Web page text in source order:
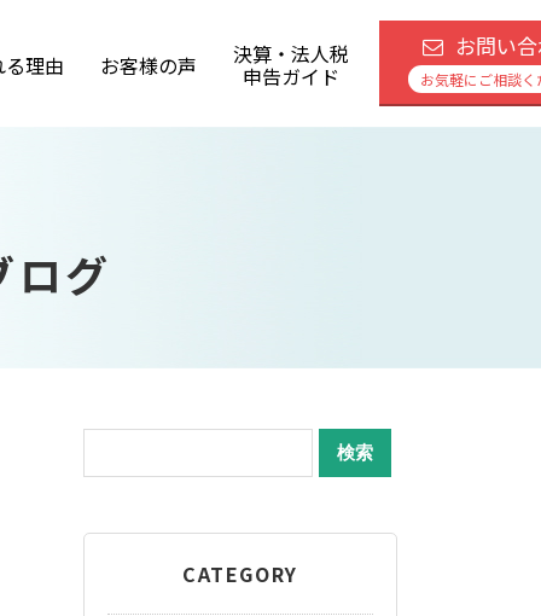
理由 お客様の声 決算・法人税
申告ガイド
お問い
お気軽にご相談く
ログ
CATEGORY